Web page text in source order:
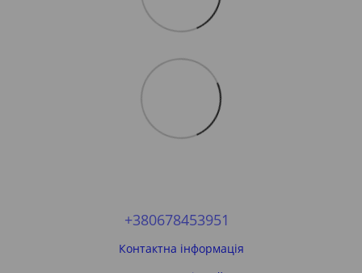
+380678453951
Контактна інформація